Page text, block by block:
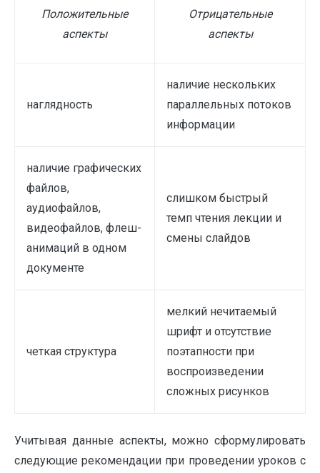
Положительные
аспекты
Отрицательные
аспекты
наглядность
наличие нескольких
параллельных потоков
информации
наличие графических
файлов,
аудиофайлов,
видеофайлов, флеш-
анимаций в одном
документе
слишком быстрый
темп чтения лекции и
смены слайдов
четкая структура
мелкий нечитаемый
шрифт и отсутствие
поэтапности при
воспроизведении
сложных рисунков
Учитывая данные аспекты, можно сформулировать
следующие рекомендации при проведении уроков с